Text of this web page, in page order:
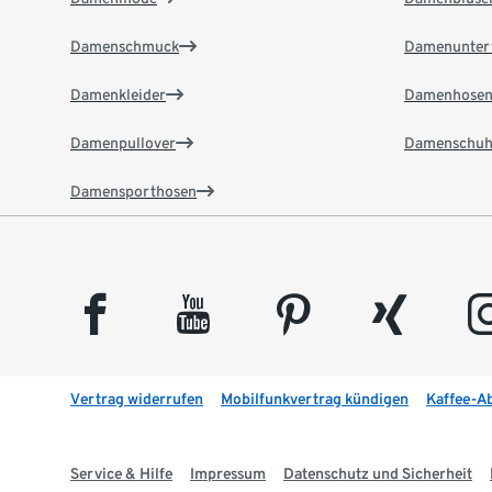
Damenschmuck
Damenkleider
Damenpullover
Damensporthosen
Damenhosen
facebook youtube pinterest xing
Vertrag widerrufen Mobilfunkvertrag kündigen Kaffee-
Service & Hilfe Impressum Datenschutz und Sicherheit